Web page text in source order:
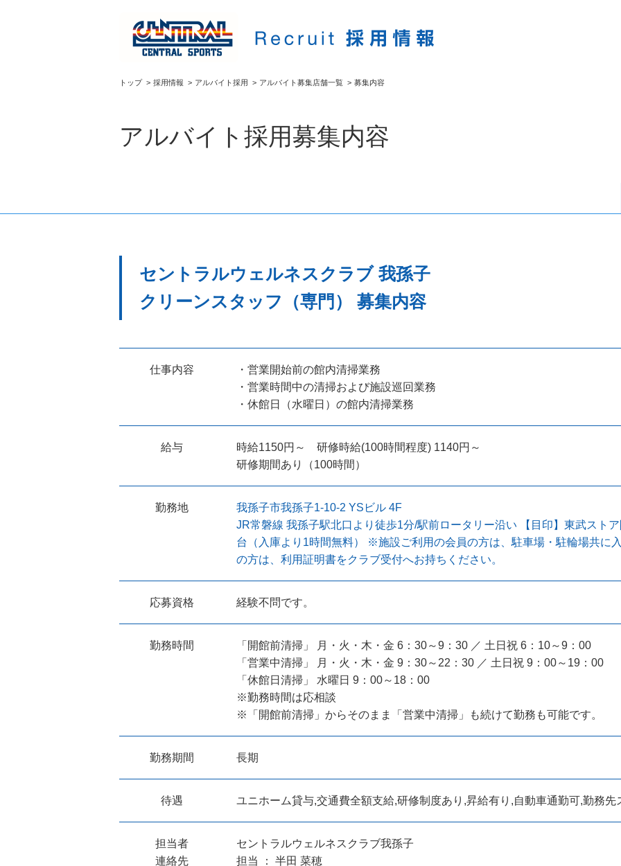
トップ> 採用情報 > アルバイト採用 > アルバイト募集店舗一覧 > 募集内容
アルバイト採用募集内容
セントラルウェルネスクラブ 我孫子
クリーンスタッフ（専門） 募集内容
仕事内容
・営業開始前の館内清掃業務
・営業時間中の清掃および施設巡回業務
・休館日（水曜日）の館内清掃業務
給与
時給1150円～ 研修時給(100時間程度) 1140円～
研修期間あり（100時間）
勤務地
我孫子市我孫子1-10-2 YSビル 4F
JR常磐線 我孫子駅北口より徒歩1分/駅前ロータリー沿い 【目印】東武スト
台（入庫より1時間無料） ※施設ご利用の会員の方は、駐車場・駐輪場共に
の方は、利用証明書をクラブ受付へお持ちください。
応募資格 経験不問です。
勤務時間
「開館前清掃」 月・火・木・金 6：30～9：30 ／ 土日祝 6：10～9：00
「営業中清掃」 月・火・木・金 9：30～22：30 ／ 土日祝 9：00～19：00
「休館日清掃」 水曜日 9：00～18：00
※勤務時間は応相談
※「開館前清掃」からそのまま「営業中清掃」も続けて勤務も可能です。
勤務期間 長期
待遇 ユニホーム貸与,交通費全額支給,研修制度あり,昇給有り,自動車通勤可,勤務先
担当者
連絡先
セントラルウェルネスクラブ我孫子
担当 ： 半田 菜穂